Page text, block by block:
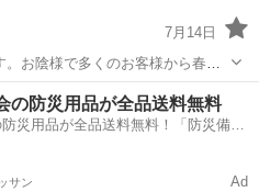
7月14日
お陰様で多くのお客様から春先
そちらは別アカウントを作った
ォーム 無料
の防災用品が全品送料無料
災用品が全品送料無料！「防災備蓄
サン Ad